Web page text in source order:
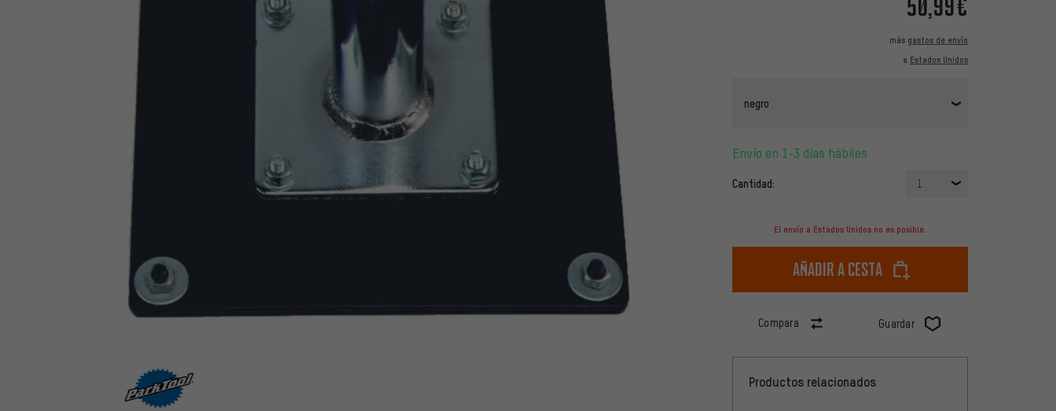
más gastos de envío
a Estados Unidos
negro
Envío en 1-3 días hábiles
Cantidad: 1
El envío a Estados Unidos no es posible.
Añadir a cesta
Compara Guardar
Productos relacionados